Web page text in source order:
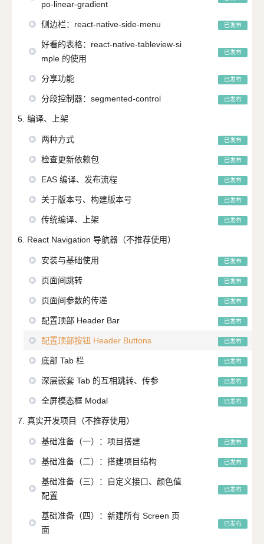
po-linear-gradient
侧边栏：react-native-side-menu 已发布
好看的表格：react-native-tableview-si
mple 的使用
已发布
分享功能 已发布
分段控制器：segmented-control 已发布
5. 编译、上架
两种方式 已发布
检查更新依赖包 已发布
EAS 编译、发布流程 已发布
关于版本号、构建版本号 已发布
传统编译、上架 已发布
6. React Navigation 导航器（不推荐使用）
安装与基础使用 已发布
页面间跳转 已发布
页面间参数的传递 已发布
配置顶部 Header Bar 已发布
配置顶部按钮 Header Buttons 已发布
底部 Tab 栏 已发布
深层嵌套 Tab 的互相跳转、传参 已发布
全屏模态框 Modal 已发布
7. 真实开发项目（不推荐使用）
基础准备（一）：项目搭建 已发布
基础准备（二）：搭建项目结构 已发布
基础准备（三）：自定义接口、颜色值
配置
已发布
基础准备（四）：新建所有 Screen 页
面
已发布